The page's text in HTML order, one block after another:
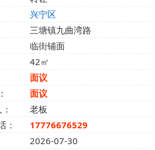
兴宁区
三塘镇九曲湾路
临街铺面
42㎡
面议
面议
老板
：
17776676529
2026-07-30